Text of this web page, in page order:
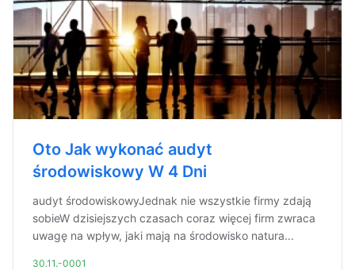
Oto Jak wykonać audyt
środowiskowy W 4 Dni
audyt środowiskowyJednak nie wszystkie firmy zdają
sobieW dzisiejszych czasach coraz więcej firm zwraca
uwagę na wpływ, jaki mają na środowisko natura...
30.11.-0001